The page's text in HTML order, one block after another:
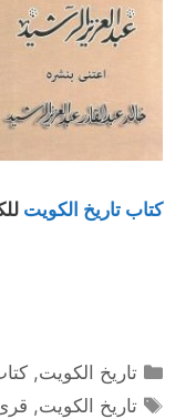
كتاب تاريخ الكويت
التصنيفات
تاريخ الكويت,
الوسوم
تاريخ الكويت,